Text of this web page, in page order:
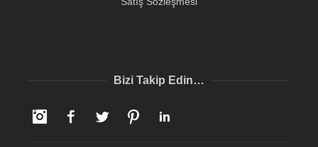
Bizi Takip Edin…
InstagramFacebookTwitter Pinterest